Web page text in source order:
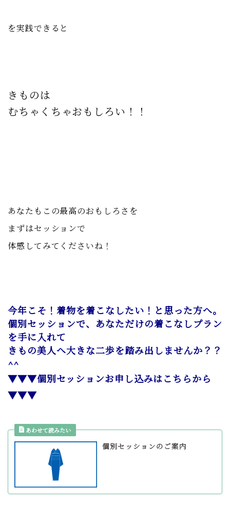
を実践できると
きものは
むちゃくちゃおもしろい！！
あなたも この最高のおもしろさを
まずはセッションで
体感してみてくださいね！
今年こそ！着物を着こなしたい！と思った方へ。
個別セッションで、あなただけの着こなしプラン
を手に入れて
きもの美人へ大きな二歩を踏み出しませんか？？
^^
▼▼▼個別セッションお申し込みはこちらから
▼▼▼
個別セッションのご案内